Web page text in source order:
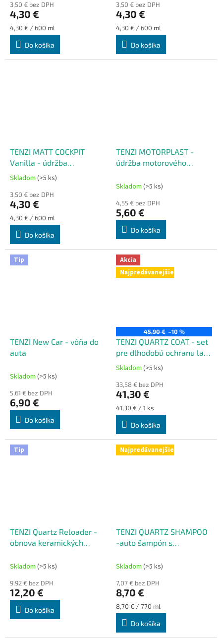
3,50 € bez DPH
4,30 €
Jednotková
cena:
4,30 € / 600 ml
Do košíka
3,50 € bez DPH
4,30 €
Jednotková
cena:
4,30 € / 600 ml
Do košíka
TENZI MATT COCKPIT
Vanilla - údržba
plastových komponentov
Priemerné
produktu
je
5,0
z
hviezdičiek.
Skladom (>5 ks)
3,50 € bez DPH
4,30 €
Jednotková
cena:
4,30 € / 600 ml
Do košíka
TENZI MOTORPLAST -
údržba motorového
Skladom (>5 ks)
4,55 € bez DPH
5,60 €
Do košíka
Tip
TENZI New Car - vôňa do
auta
Skladom (>5 ks)
5,61 € bez DPH
6,90 €
Do košíka
Akcia
Najpredávanejšie
45,90 € –10 %
TENZI QUARTZ COAT - set
pre dlhodobú ochranu laku
2x100ml
Priemerné
produktu
je
5,0
z
hviezdičiek.
Skladom (>5 ks)
33,58 € bez DPH
41,30 €
Jednotková
cena:
41,30 € / 1 ks
Do košíka
Tip
TENZI Quartz Reloader -
obnova keramických
Skladom (>5 ks)
9,92 € bez DPH
12,20 €
Do košíka
Najpredávanejšie
TENZI QUARTZ SHAMPOO
-auto šampón s
Skladom (>5 ks)
7,07 € bez DPH
8,70 €
Jednotková
cena:
8,70 € / 770 ml
Do košíka